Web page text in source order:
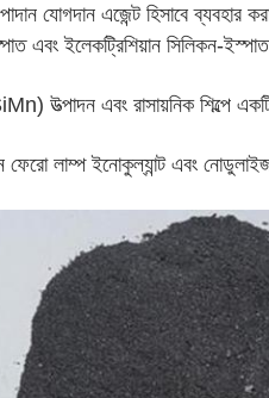
যোগদান এজেন্ট হিসাবে ব্যবহার
এবং ইলেকট্রিশিয়ান সিলিকন-
এবং রাসায়নিক শিল্পে একটি
লাম্প ইনোকুল্যান্ট এবং